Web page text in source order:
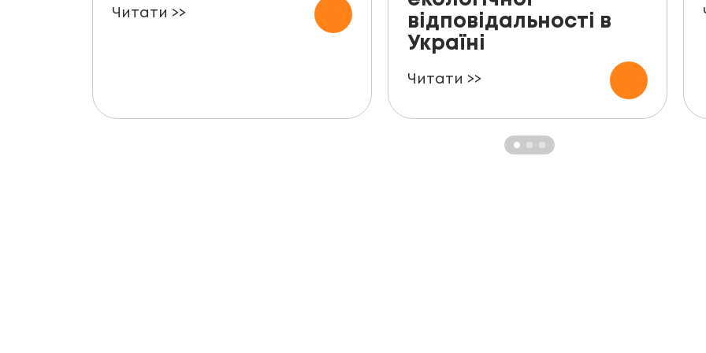
Читати >>
відповідальності в
Україні
Читати >>